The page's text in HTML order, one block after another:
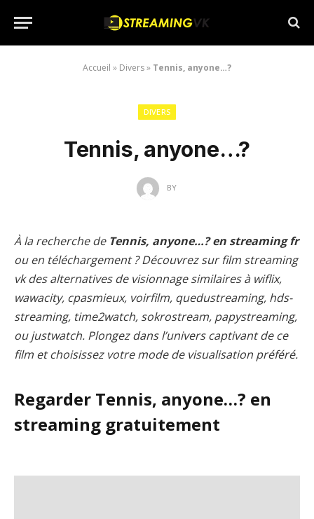
Accueil » Divers» Tennis, anyone…?
DIVERS
Tennis, anyone…?
BY
À la recherche de Tennis, anyone…? en streaming fr
ou en téléchargement ? Découvrez sur film streaming
vk des alternatives de visionnage similaires à wiflix,
wawacity, cpasmieux, voirfilm, quedustreaming, hds-
streaming, time2watch, sokrostream, papystreaming,
ou justwatch. Plongez dans l’univers captivant de ce
film et choisissez votre mode de visualisation préféré.
Regarder Tennis, anyone…? en
streaming gratuitement